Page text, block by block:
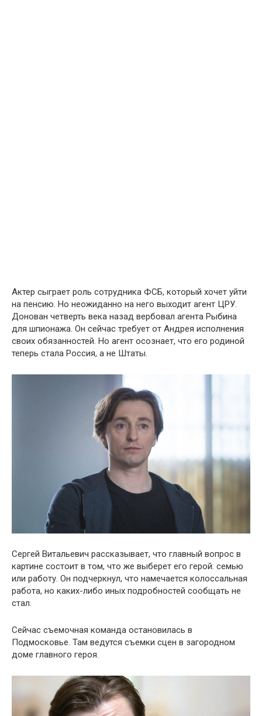
Актер сыграет роль сотрудника ФСБ, который хочет уйти
на пенсию. Но неожиданно на него выходит агент ЦРУ.
Донован четверть века назад вербовал агента Рыбина
для шпионажа. Он сейчас требует от Андрея исполнения
своих обязанностей. Но агент осознает, что его родиной
теперь стала Россия, а не Штаты.
Сергей Витальевич рассказывает, что главный вопрос в
картине состоит в том, что же выберет его герой: семью
или работу. Он подчеркнул, что намечается колоссальная
работа, но каких-либо иных подробностей сообщать не
стал.
Сейчас съемочная команда остановилась в
Подмосковье. Там ведутся съемки сцен в загородном
доме главного героя.